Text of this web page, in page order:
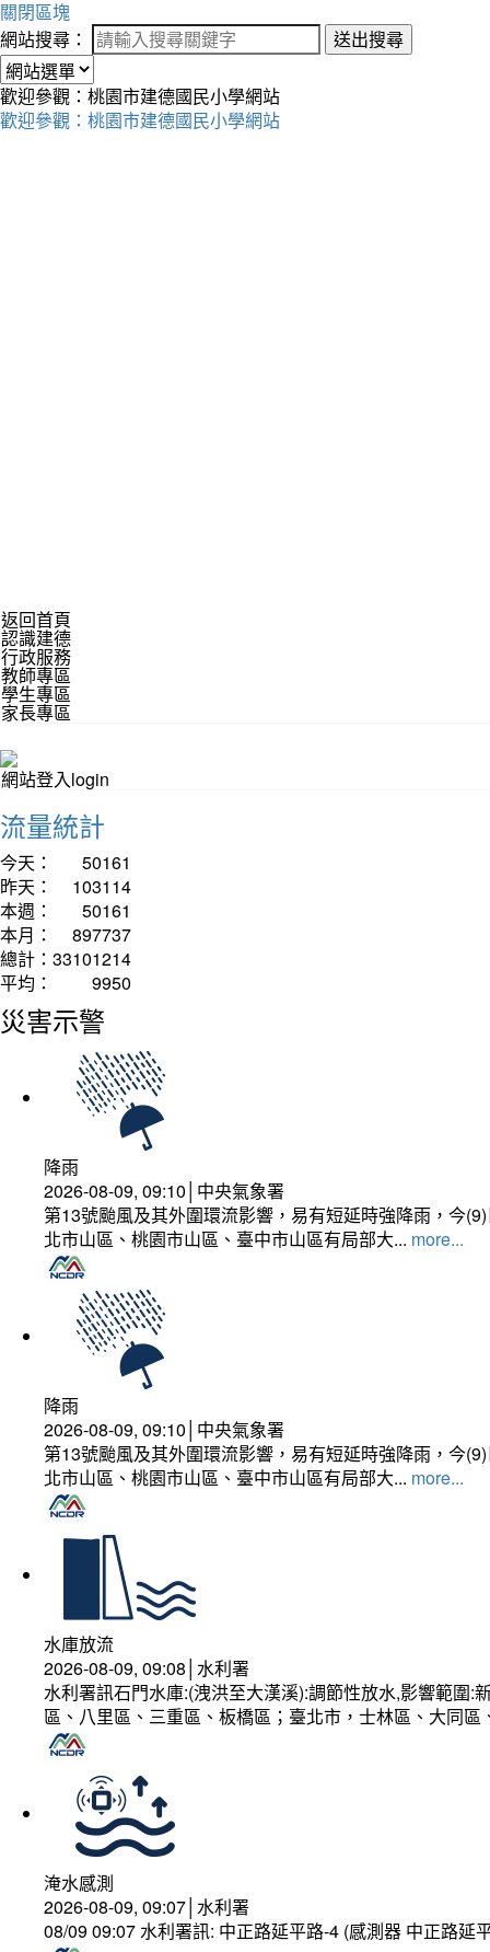
關閉區塊
網站搜尋：
送出搜尋
歡迎參觀：桃園市建德國民小學網站
歡迎參觀：桃園市建德國民小學網站
返回首頁
認識建德
行政服務
教師專區
學生專區
家長專區
網站登入login
流量統計
今天：
50161
昨天：
103114
本週：
50161
本月：
897737
總計： 33101214
平均：
9950
災害示警
降雨
2026-08-09, 09:10│中央氣象署
第13號颱風及其外圍環流影響，易有短延時強降雨，今
北市山區、桃園市山區、臺中市山區有局部大... more...
降雨
2026-08-09, 09:10│中央氣象署
第13號颱風及其外圍環流影響，易有短延時強降雨，今
北市山區、桃園市山區、臺中市山區有局部大... more...
水庫放流
2026-08-09, 09:08│水利署
水利署訊石門水庫:(洩洪至大漢溪):調節性放水,影響範圍
區、八里區、三重區、板橋區；臺北市，士林區、大同
淹水感測
2026-08-09, 09:07│水利署
08/09 09:07 水利署訊: 中正路延平路-4 (感測器 中正路